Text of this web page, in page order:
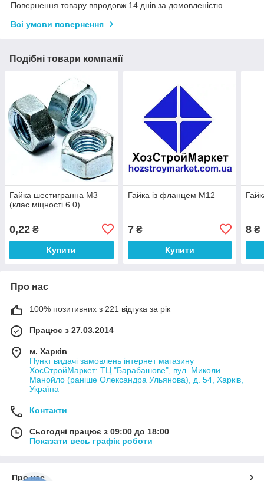
Повернення товару впродовж 14 днів за домовленістю
Всі умови повернення
Подібні товари компанії
Гайка шестигранна М3
(клас міцності 6.0)
0,22 ₴
Купити
Гайка із фланцем М12
7₴
Купити
8 ₴
Про нас
100% позитивних з 221 відгука за рік
Працює з 27.03.2014
м. Харків
Пункт видачі замовлень інтернет магазину
ХосСтройМаркет: ТЦ "Барабашове", вул. Миколи
Манойло (раніше Олександра Ульянова), д. 54, Харків,
Україна
Контакти
Сьогодні працює з 09:00 до 18:00
Показати весь графік роботи
Про нас